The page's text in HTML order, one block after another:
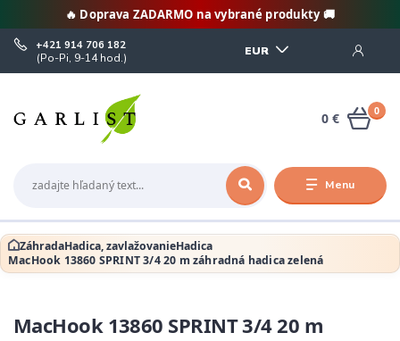
🔥 Doprava ZADARMO na vybrané produkty 🚚
Menu
EUR
+421 914 706 182
(Po-Pi, 9-14 hod.)
0
0 €
ZáhradaHadica, zavlažovanieHadica
MacHook 13860 SPRINT 3/4 20 m záhradná hadica zelená
MacHook 13860 SPRINT 3/4 20 m